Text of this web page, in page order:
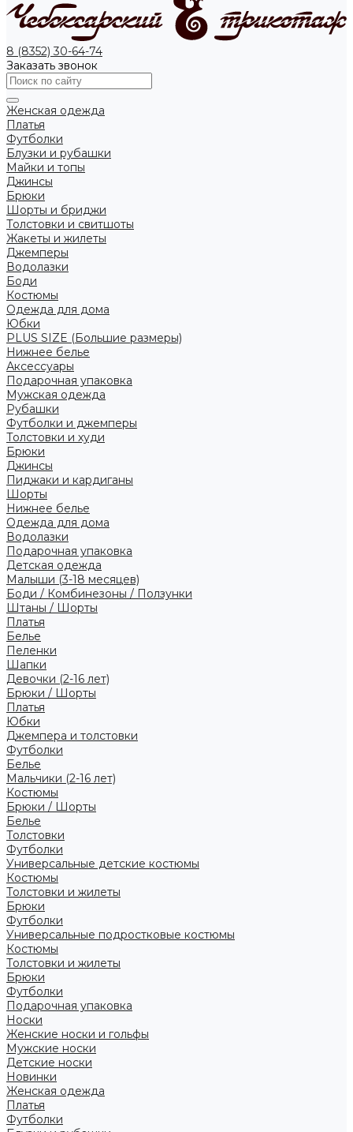
8 (8352) 30-64-74
Заказать звонок
Женская одежда
Платья
Футболки
Блузки и рубашки
Майки и топы
Джинсы
Брюки
Шорты и бриджи
Толстовки и свитшоты
Жакеты и жилеты
Джемперы
Водолазки
Боди
Костюмы
Одежда для дома
Юбки
PLUS SIZE (Большие размеры)
Нижнее белье
Аксессуары
Подарочная упаковка
Мужская одежда
Рубашки
Футболки и джемперы
Толстовки и худи
Брюки
Джинсы
Пиджаки и кардиганы
Шорты
Нижнее белье
Одежда для дома
Водолазки
Подарочная упаковка
Детская одежда
Малыши (3-18 месяцев)
Боди / Комбинезоны / Ползунки
Штаны / Шорты
Платья
Белье
Пеленки
Шапки
Девочки (2-16 лет)
Брюки / Шорты
Платья
Юбки
Джемпера и толстовки
Футболки
Белье
Мальчики (2-16 лет)
Костюмы
Брюки / Шорты
Белье
Толстовки
Футболки
Универсальные детские костюмы
Костюмы
Толстовки и жилеты
Брюки
Футболки
Универсальные подростковые костюмы
Костюмы
Толстовки и жилеты
Брюки
Футболки
Подарочная упаковка
Носки
Женские носки и гольфы
Мужские носки
Детские носки
Новинки
Женская одежда
Платья
Футболки